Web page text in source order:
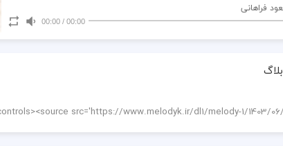
دیوونه‌ی بی منطقم برگرد
دیوونه‌ی بی منطقم برگرد
فراهانی
00:00
/
00:00